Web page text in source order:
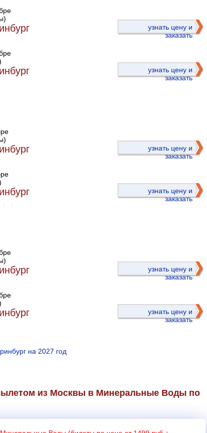
узнать цену и
заказать
узнать цену и
заказать
узнать цену и
заказать
узнать цену и
заказать
узнать цену и
заказать
узнать цену и
заказать
на 2027 год
из Москвы в Минеральные Воды по